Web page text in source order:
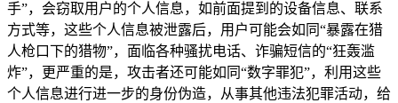
手”，会窃取用户的个人信息，如前面提到的设备信息、联系
方式等，这些个人信息被泄露后，用户可能会如同“暴露在猎
人枪口下的猎物”，面临各种骚扰电话、诈骗短信的“狂轰滥
炸”，更严重的是，攻击者还可能如同“数字罪犯”，利用这些
个人信息进行进一步的身份伪造，从事其他违法犯罪活动，给